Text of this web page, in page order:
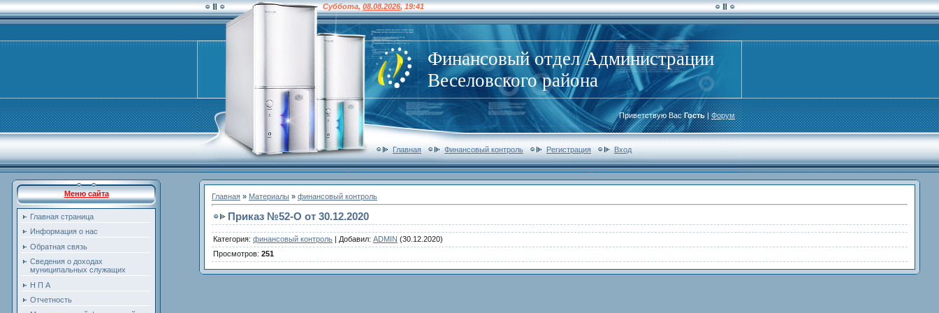
Суббота,08.08.2026,19:41
Финансовый отдел Администрации
Веселовского района
Приветствую Вас Гость|Форум
Главная Финансовый контроль Регистрация Вход
Меню сайта
Главная страница
Информация о нас
Обратная связь
Сведения о доходах
муниципальных служащих
Н П А
Отчетность
Главная » Материалы » финансовый контроль
Приказ №52-O от 30.12.2020
Категория: финансовый контроль | Добавил: ADMIN (30.12.2020)
Просмотров: 251